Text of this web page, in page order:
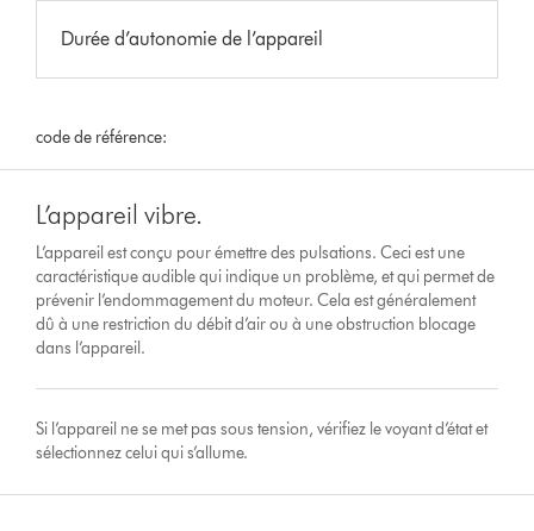
Durée d’autonomie de l’appareil
code de référence:
L’appareil vibre.
L’appareil est conçu pour émettre des pulsations. Ceci est une
caractéristique audible qui indique un problème, et qui permet de
prévenir l’endommagement du moteur. Cela est généralement
dû à une restriction du débit d’air ou à une obstruction blocage
dans l’appareil.
Si l’appareil ne se met pas sous tension, vérifiez le voyant d’état et
sélectionnez celui qui s’allume.